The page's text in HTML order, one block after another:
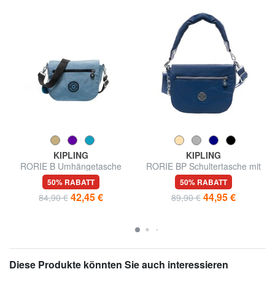
KIPLING
RORIE B Umhängetasche
50% RABATT
84,90 € 42,45 €
KIPLING
RORIE BP Schultertasche mit
Schultergurt
50% RABATT
89,90 € 44,95 €
Diese Produkte könnten Sie auch interessieren